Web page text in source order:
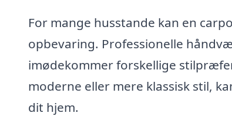
For mange husstande kan en
opbevaring. Professionelle
imødekommer forskellige
moderne eller mere klassisk stil,
dit hjem.